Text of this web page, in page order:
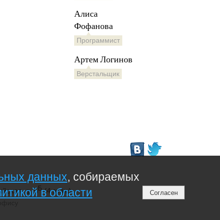
Алиса
Фофанова
Программист
Артем Логинов
Верстальщик
д. 5 Б(4 этаж)
данных, собираемых
в области
Согласен